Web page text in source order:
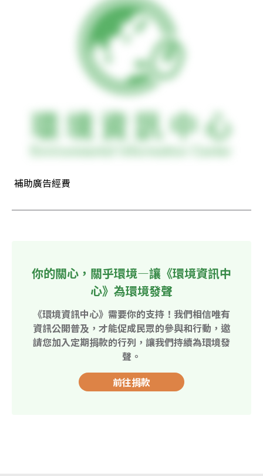
補助廣告經費
你的關心，關乎環境—讓《環境資訊中
心》為環境發聲
《環境資訊中心》需要你的支持！我們相信唯有
資訊公開普及，才能促成民眾的參與和行動，邀
請您加入定期捐款的行列，讓我們持續為環境發
聲。
前往捐款